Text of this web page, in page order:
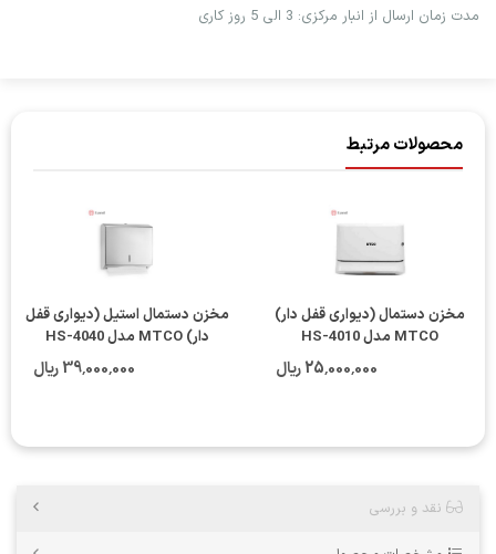
مدت زمان ارسال از انبار مرکزی: 3 الی 5 روز کاری
محصولات مرتبط
مخزن دستمال (دیواری قفل دار)
MTCO مدل HS-4010
25٬000٬000 ریال
مخزن دستمال استیل (دیواری قفل
دار) MTCO مدل HS-4040
39٬000٬000 ریال
نقد و بررسی